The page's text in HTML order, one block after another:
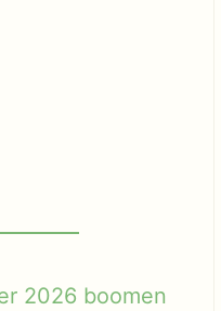
2026 boomen